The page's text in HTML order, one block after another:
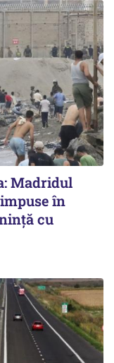
Madridul
în
cu